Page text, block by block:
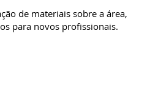
de materiais sobre a área,
para novos profissionais.